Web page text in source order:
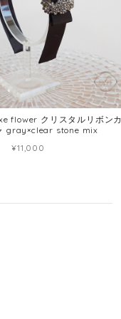
flower クリスタルリボンカ
gray×clear stone mix
¥11,000